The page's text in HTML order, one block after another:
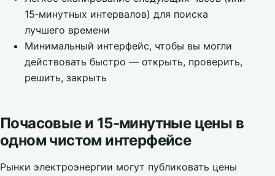
15‑минутных интервалов) для поиска
лучшего времени
Минимальный интерфейс, чтобы вы могли
действовать быстро — открыть, проверить,
решить, закрыть
Почасовые и 15‑минутные цены в
одном чистом интерфейсе
Рынки электроэнергии могут публиковать цены